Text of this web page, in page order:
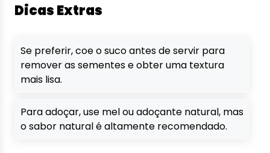
Dicas Extras
Se preferir, coe o suco antes de servir para
remover as sementes e obter uma textura
mais lisa.
Para adoçar, use mel ou adoçante natural, mas
o sabor natural é altamente recomendado.